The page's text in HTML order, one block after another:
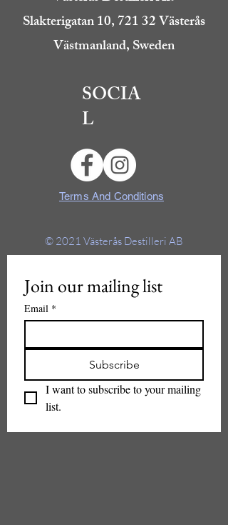
Slakterigatan 10, 721 32 Västerås
Västmanland, Sweden
SOCIA
L
Terms And Conditions
© 2021 Västerås Destilleri AB
Join our mailing list
Email *
Subscribe
I want to subscribe to your mailing
list.